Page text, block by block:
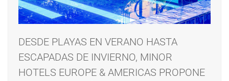
DESDE PLAYAS EN VERANO HASTA
ESCAPADAS DE INVIERNO, MINOR
HOTELS EUROPE & AMERICAS PROPONE